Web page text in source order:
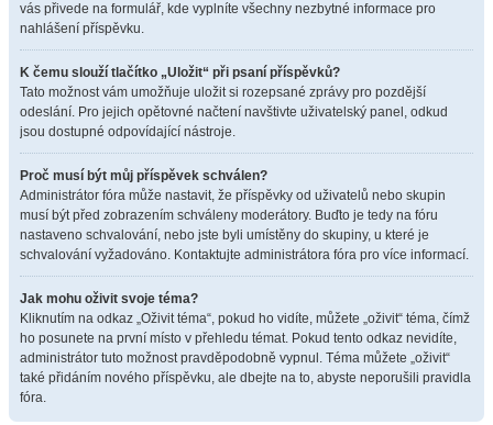
vás přivede na formulář, kde vyplníte všechny nezbytné informace pro
nahlášení příspěvku.
K čemu slouží tlačítko „Uložit“ při psaní příspěvků?
Tato možnost vám umožňuje uložit si rozepsané zprávy pro pozdější
odeslání. Pro jejich opětovné načtení navštivte uživatelský panel, odkud
jsou dostupné odpovídající nástroje.
Proč musí být můj příspěvek schválen?
Administrátor fóra může nastavit, že příspěvky od uživatelů nebo skupin
musí být před zobrazením schváleny moderátory. Buďto je tedy na fóru
nastaveno schvalování, nebo jste byli umístěny do skupiny, u které je
schvalování vyžadováno. Kontaktujte administrátora fóra pro více informací.
Jak mohu oživit svoje téma?
Kliknutím na odkaz „Oživit téma“, pokud ho vidíte, můžete „oživit“ téma, čímž
ho posunete na první místo v přehledu témat. Pokud tento odkaz nevidíte,
administrátor tuto možnost pravděpodobně vypnul. Téma můžete „oživit“
také přidáním nového příspěvku, ale dbejte na to, abyste neporušili pravidla
fóra.